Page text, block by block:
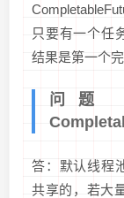
只要有一个任
结果是第一个
问题
答：默认线程
共享的，若大